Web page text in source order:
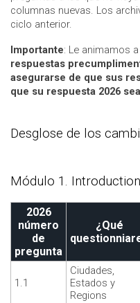
columnas nuevas. Los
ciclo anterior.
Importante: Le animamos
respuestas
asegurarse de que sus
que su respuesta 2026
Desglose de los
Módulo 1. Introduction
2026
número
de
pregunta
¿Qué
1.1
Ciudades,
Estados y
Regions